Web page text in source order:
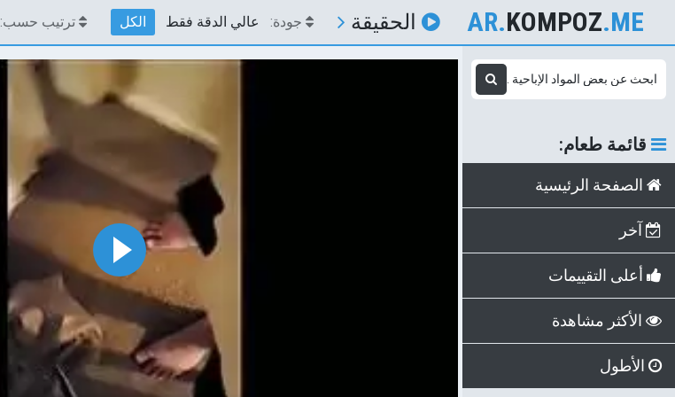
AR.KOMPOZ.ME الحقيقة جودة: عالي الدقة فقط الكل ترتيب حسب:
قائمة طعام:
الصفحة الرئيسية
آخر
أعلى التقييمات
الأكثر مشاهدة
الأطول